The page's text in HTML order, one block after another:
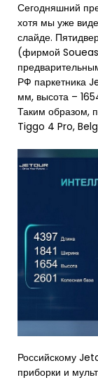
Сегодняшний
хотя мы уже
слайде.
(фирмой
РФ паркетника
мм, высота –
Таким образом,
Tiggo 4 Pro,
Российскому
приборки и